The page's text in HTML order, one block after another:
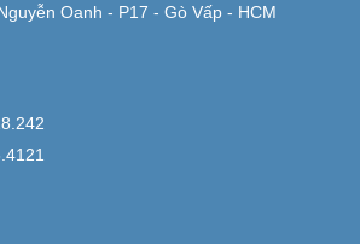
Oanh - P17 - Gò Vấp - HCM